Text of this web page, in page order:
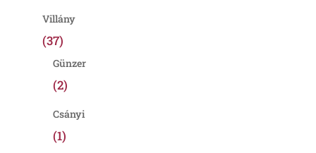
Villány
(37)
Günzer
(2)
Csányi
(1)